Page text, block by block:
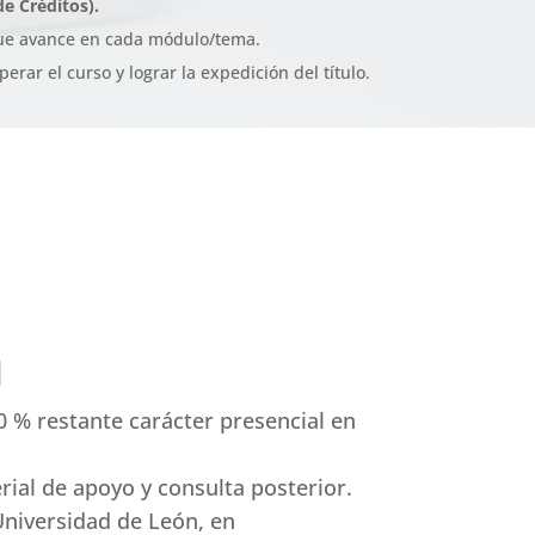
Créditos).
avance en cada módulo/tema.
el curso y lograr la expedición del título.
% restante carácter presencial en
de apoyo y consulta posterior.
de León, en